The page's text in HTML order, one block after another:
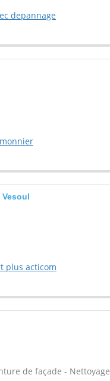
depannage
plus acticom
de façade -